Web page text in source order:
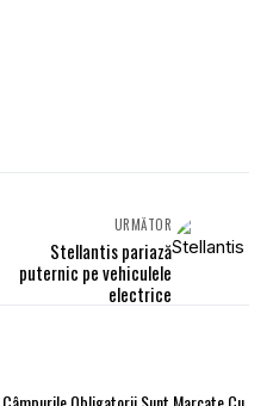
URMĂTOR
Stellantis pariază
puternic pe vehiculele
electrice